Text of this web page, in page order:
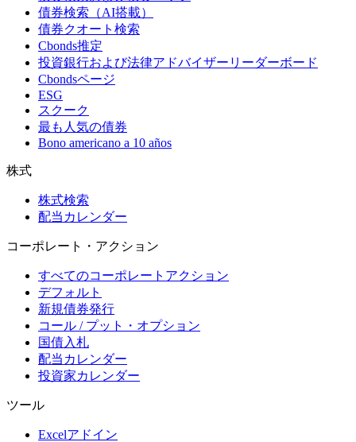
債券検索（AI搭載）
債券クオート検索
Cbonds推定
投資銀行および法律アドバイザーリーダーボード
Cbondsページ
ESG
スクーク
最も人気の債券
Bono americano a 10 años
株式
株式検索
配当カレンダー
コーポレート・アクション
すべてのコーポレートアクション
デフォルト
新規債券発行
コール / プット・オプション
国債入札
配当カレンダー
投資家カレンダー
ツール
Excelアドイン